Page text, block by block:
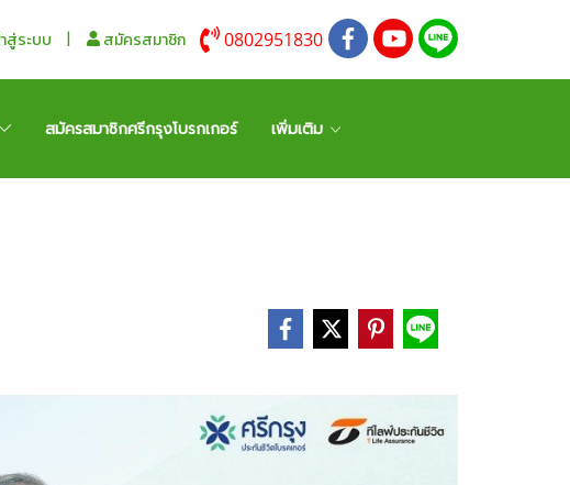
สู่ระบบ สมัครสมาชิก 0802951830
สมัครสมาชิกศรีกรุงโบรกเกอร์ เพิ่มเติม